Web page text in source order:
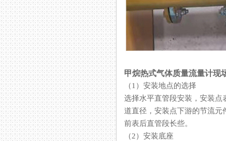
甲烷热式气体质量流量计现
（1）安装地点的选择
选择水平直管段安装，安
道直径，安装点下游的节
前表后直管段长些。
（2）安装底座